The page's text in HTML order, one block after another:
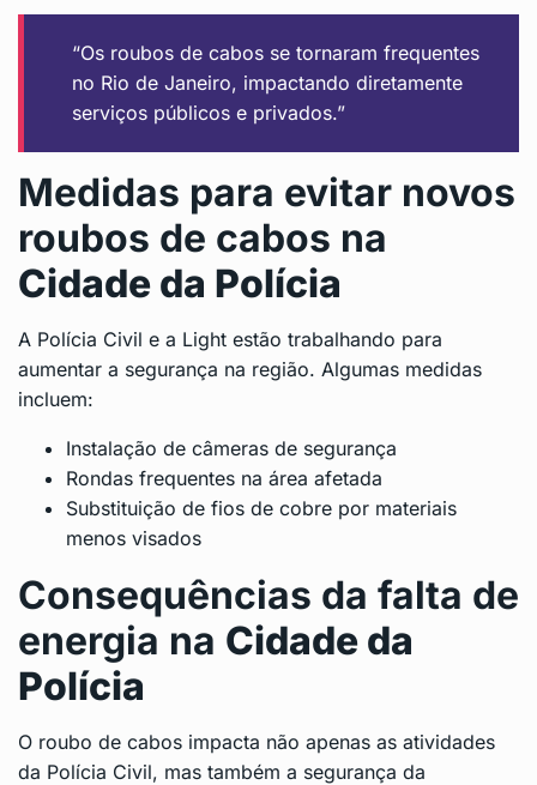
“Os roubos de cabos se tornaram frequentes
no Rio de Janeiro, impactando diretamente
serviços públicos e privados.”
Medidas para evitar novos
roubos de cabos na
Cidade da Polícia
A Polícia Civil e a Light estão trabalhando para
aumentar a segurança na região. Algumas medidas
incluem:
Instalação de câmeras de segurança
Rondas frequentes na área afetada
Substituição de fios de cobre por materiais
menos visados
Consequências da falta de
energia na Cidade da
Polícia
O roubo de cabos impacta não apenas as atividades
da Polícia Civil, mas também a segurança da